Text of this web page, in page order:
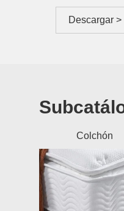
Descargar >
Colchón